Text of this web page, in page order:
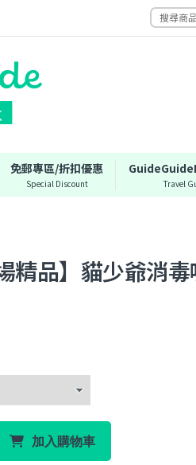
免郵專區/折扣優惠
Special Discount Travel
精品】貓少爺消
加入購物車